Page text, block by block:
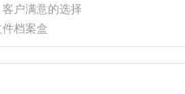
户满意的选择
档案盒